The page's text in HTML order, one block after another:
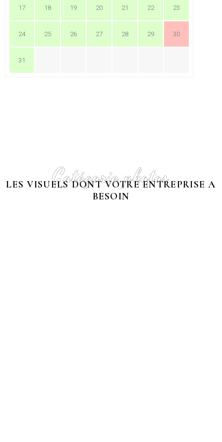
17 18 19 20 21 22 23
24 25 26 27 28 29 30
31
Catégorie photos
LES VISUELS DONT VOTRE ENTREPRISE A
BESOIN